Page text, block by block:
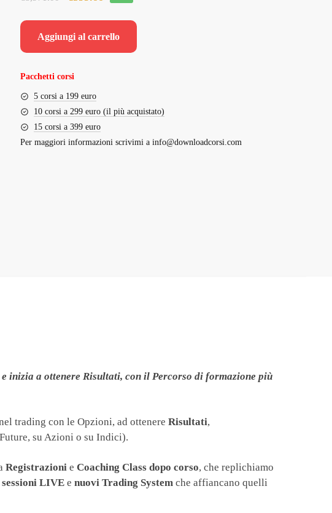
originale
era:
attuale
è:
Aggiungi al carrello
Pacchetti corsi
5 corsi a 199 euro
10 corsi a 299 euro (il più acquistato)
15 corsi a 399 euro
Per maggiori informazioni scrivimi a info@downloadcorsi.com
inizia a ottenere Risultati, con il Percorso di formazione più
trading con le Opzioni, ad ottenereRisultati,
su Azioni o su Indici).
Registrazioni eCoaching Class dopo corso, che replichiamo
sessioni LIVE enuovi Trading System che affiancano quelli